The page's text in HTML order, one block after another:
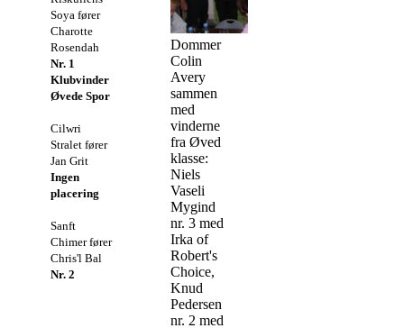
Soya fører
Charotte
Rosendah
Nr. 1
Klubvinder
Øvede Spor
Cilwri
Stralet fører
Jan Grit
Ingen
placering
Sanft
Chimer fører
Chris'l Bal
Nr. 2
Dommer
Colin
Avery
sammen
med
vinderne
fra Øved
klasse:
Niels
Vaseli
Mygind
nr. 3 med
Irka of
Robert's
Choice,
Knud
Pedersen
nr. 2 med